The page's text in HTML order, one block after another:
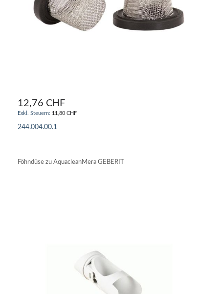
12,76 CHF
11,80 CHF
244.004.00.1
Föhndüse zu AquacleanMera GEBERIT